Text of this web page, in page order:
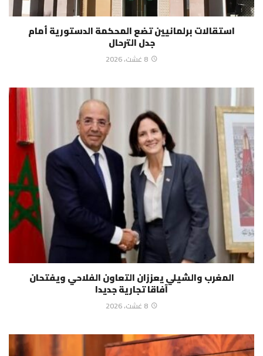
استقالات برلمانيين تضع المحكمة الدستورية أمام
جدل الترحال
8 غشت، 2026
المغرب والشيلي يعززان التعاون الفلاحي ويفتحان
آفاقا تجارية جديدا
8 غشت، 2026